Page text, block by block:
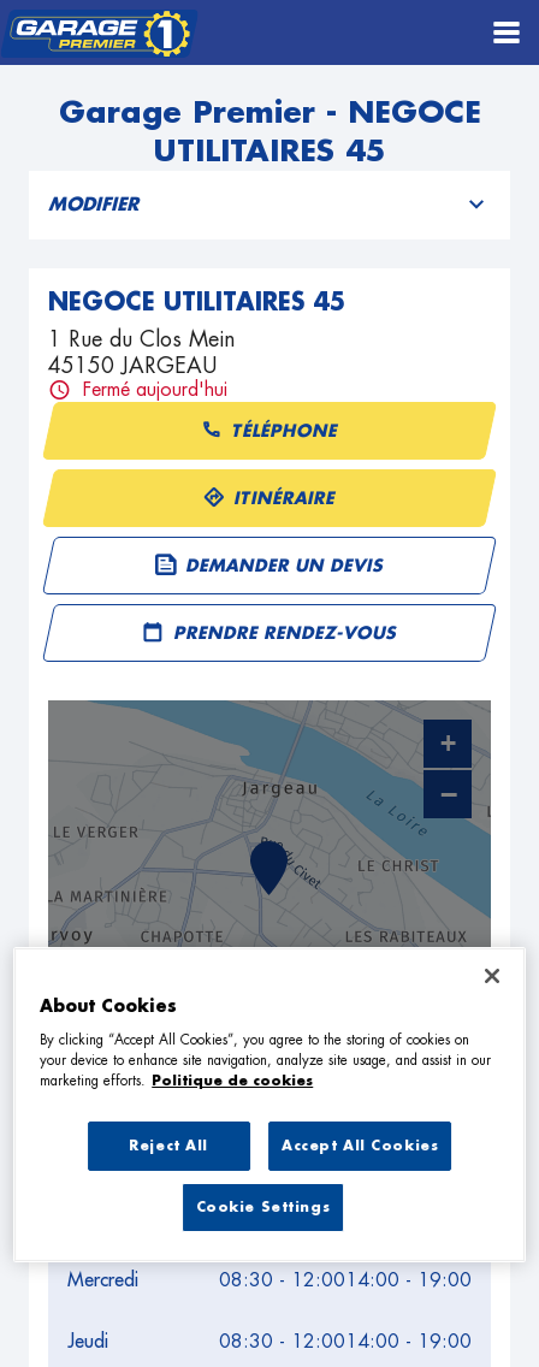
Garage Premier - NEGOCE
UTILITAIRES 45
MODIFIER
NEGOCE UTILITAIRES 45
1 Rue du Clos Mein
45150 JARGEAU
Fermé aujourd'hui
TÉLÉPHONE
ITINÉRAIRE
DEMANDER UN DEVIS
PRENDRE RENDEZ-VOUS
08:30 - 12:00
08:30 - 12:00
Mercredi 08:30 - 12:00 14:00 - 19:00
Jeudi 08:30 - 12:00 14:00 - 19:00
+
−
NAVIGUER ITINÉRAIRE
About Cookies
By clicking “Accept All Cookies”, you agree to the storing of cookies on
your device to enhance site navigation, analyze site usage, and assist in our
marketing efforts.
Politique de cookies
Reject All Accept All Cookies
Cookie Settings